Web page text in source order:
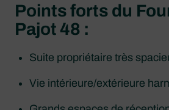
Points forts du
Pajot 48 :
Suite propriétaire très
Vie intérieure/extérieure